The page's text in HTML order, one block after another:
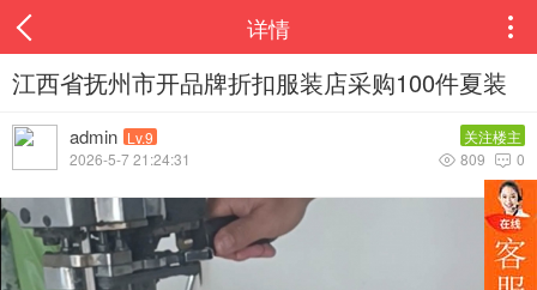
详情 
江西省抚州市开品牌折扣服装店采购100件夏装
admin Lv.9
关注楼主
2026-5-7 21:24:31
 0
 809